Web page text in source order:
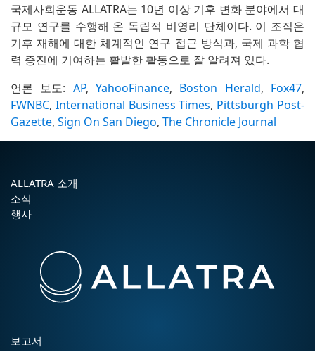
국제사회운동 ALLATRA는 10년 이상 기후 변화 분야에서 대
규모 연구를 수행해 온 독립적 비영리 단체이다. 이 조직은
기후 재해에 대한 체계적인 연구 접근 방식과, 국제 과학 협
력 증진에 기여하는 활발한 활동으로 잘 알려져 있다.
언론 보도: AP,YahooFinance, Boston Herald, Fox47,
FWNBC, International Business Times, Pittsburgh Post-
Gazette, Sign On San Diego, The Chronicle Journal
ALLATRA 소개
소식
행사
보고서